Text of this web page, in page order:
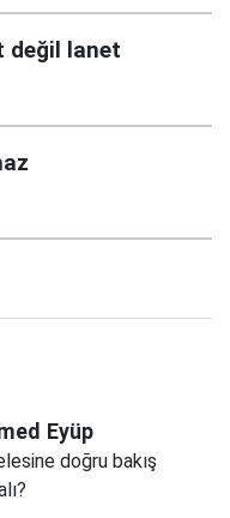
değil lanet
Eyüp
doğru bakış